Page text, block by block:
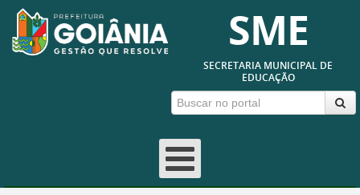
SME
SECRETARIA MUNICIPAL DE
EDUCAÇÃO